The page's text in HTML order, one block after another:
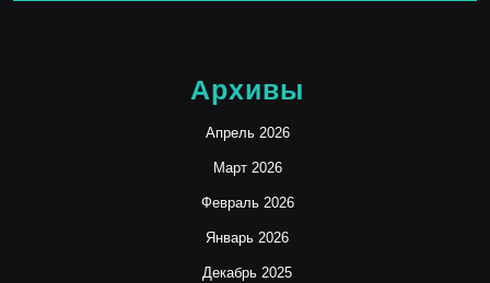
Архивы
Апрель 2026
Март 2026
Февраль 2026
Январь 2026
Декабрь 2025